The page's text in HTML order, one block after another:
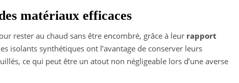
matériaux efficaces
rester au chaud sans être encombré, grâce à leur rapport
isolants synthétiques ont l’avantage de conserver leurs
ce qui peut être un atout non négligeable lors d’une averse